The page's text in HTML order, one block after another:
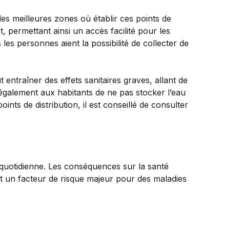
meilleures zones où établir ces points de
permettant ainsi un accès facilité pour les
personnes aient la possibilité de collecter de
entraîner des effets sanitaires graves, allant de
aux habitants de ne pas stocker l’eau
de distribution, il est conseillé de consulter
Les conséquences sur la santé
facteur de risque majeur pour des maladies